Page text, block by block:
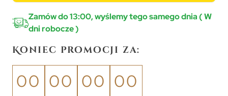
Zamów do 13:00, wyślemy tego samego dnia ( W
dni robocze )
Koniec promocji za:
00 00 00 00